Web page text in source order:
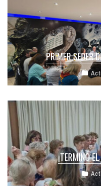
PRIMER SEDER
¡TERMINÓ